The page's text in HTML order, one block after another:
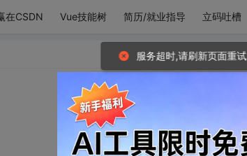
在CSDN Vue技能树 简历/就业指导 立码吐槽
服务超时,请刷新页面重试